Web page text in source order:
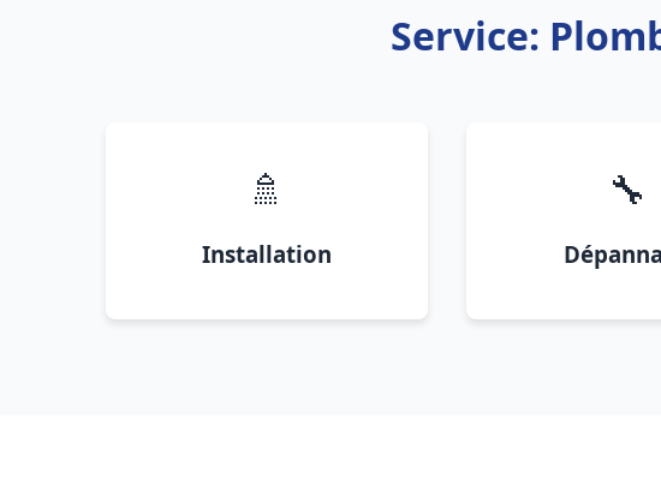
Service:
🚿
Installation
🔧